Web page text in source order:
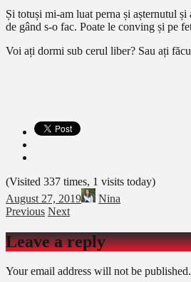
Și totuși mi-am luat perna și așternutul
de gând s-o fac. Poate le conving și pe
Voi ați dormi sub cerul liber? Sau ați
(Visited 337 times, 1 visits today)
August 27, 2019
Nina
Previous Next
Leave a reply
Your email address will not be published.